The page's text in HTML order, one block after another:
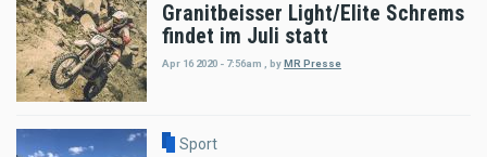
Granitbeisser Light/Elite Schrems
findet im Juli statt
Apr 16 2020 - 7:56am byMR Presse
Sport